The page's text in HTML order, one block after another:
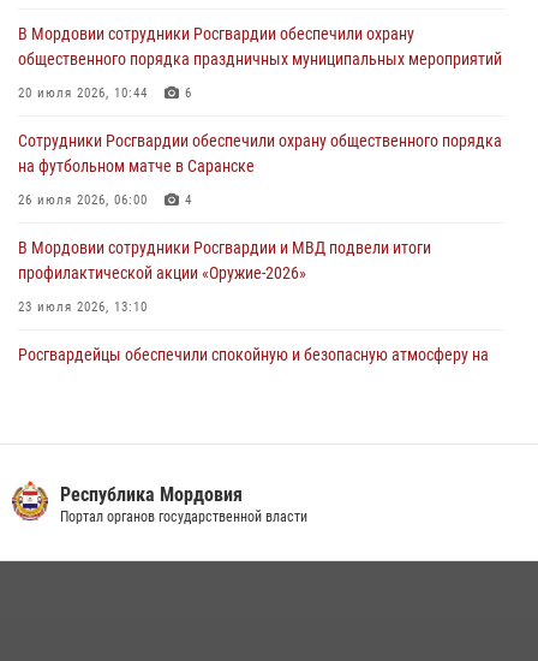
03 августа 2026, 08:32
В Мордовии отметили День ВДВ: нарушений правопорядка не
03 августа 2026, 07:40
В Мордовии сотрудники Росгвардии обеспечили охрану
общественного порядка праздничных муниципальных мероприятий
20 июля 2026, 10:44 6
Сотрудники Росгвардии обеспечили охрану общественного порядка
на футбольном матче в Саранске
26 июля 2026, 06:00 4
В Мордовии сотрудники Росгвардии и МВД подвели итоги
профилактической акции «Оружие‑2026»
23 июля 2026, 13:10
Росгвардейцы обеспечили спокойную и безопасную атмосферу на
обеспечили безопасность на футбольных мероприятиях: от
регионального турнира до Суперкубка России
Республика Мордовия
Портал органов государственной власти